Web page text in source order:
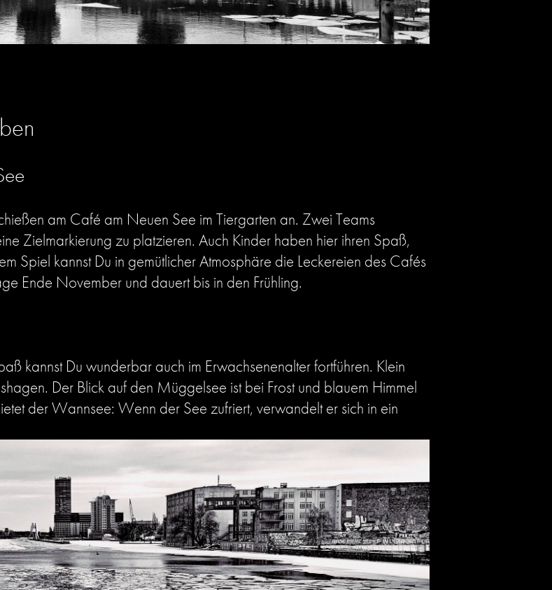
am Café am Neuen See im Tiergarten an. Zwei Teams
Zielmarkierung zu platzieren. Auch Kinder haben hier ihren Spaß,
Spiel kannst Du in gemütlicher Atmosphäre die Leckereien des Cafés
Ende November und dauert bis in den Frühling.
kannst Du wunderbar auch im Erwachsenenalter fortführen. Klein
Der Blick auf den Müggelsee ist bei Frost und blauem Himmel
der Wannsee: Wenn der See zufriert, verwandelt er sich in ein